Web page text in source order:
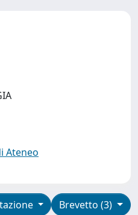
Ateneo
Brevetto (3)